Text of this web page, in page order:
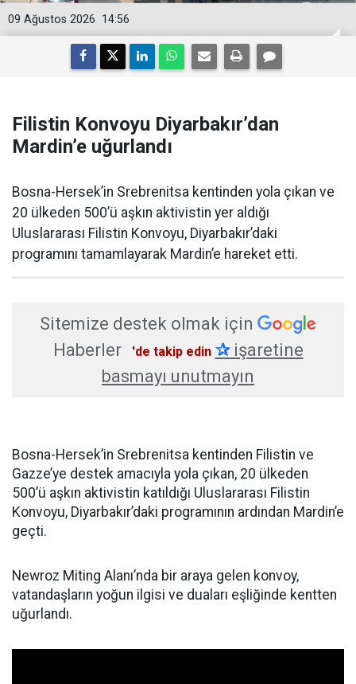
14:56
09 Ağustos 2026
Filistin Konvoyu Diyarbakır’dan
Mardin’e uğurlandı
Bosna-Hersek’in Srebrenitsa kentinden yola çıkan ve
20 ülkeden 500’ü aşkın aktivistin yer aldığı
Uluslararası Filistin Konvoyu, Diyarbakır’daki
programını tamamlayarak Mardin’e hareket etti.
Sitemize destek olmak için
Haberler
'de takip edin ✰işaretine
basmayı unutmayın
Bosna-Hersek’in Srebrenitsa kentinden Filistin ve
Gazze’ye destek amacıyla yola çıkan, 20 ülkeden
500’ü aşkın aktivistin katıldığı Uluslararası Filistin
Konvoyu, Diyarbakır’daki programının ardından Mardin’e
geçti.
Newroz Miting Alanı’nda bir araya gelen konvoy,
vatandaşların yoğun ilgisi ve duaları eşliğinde kentten
uğurlandı.